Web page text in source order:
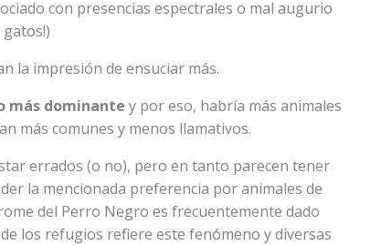
con presencias espectrales o mal augurio
la impresión de ensuciar más.
más dominante y por eso, habría más animales
más comunes y menos llamativos.
errados (o no), pero en tanto parecen tener
la mencionada preferencia por animales de
del Perro Negro es frecuentemente dado
los refugios refiere este fenómeno y diversas